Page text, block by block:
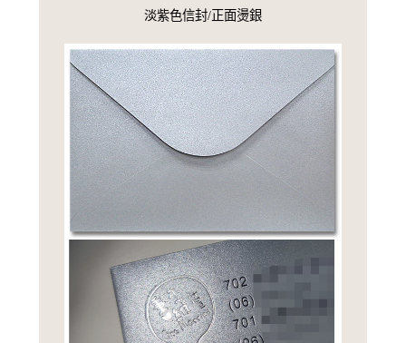
淡紫色信封/正面燙銀